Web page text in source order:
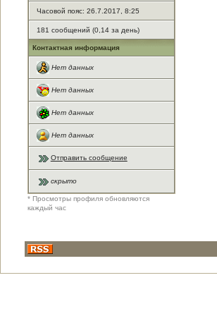
Часовой пояс: 26.7.2017, 8:25
181 сообщений (0,14 за день)
Контактная информация
Нет данных
Нет данных
Нет данных
Нет данных
Отправить сообщение
скрыто
* Просмотры профиля обновляются
каждый час